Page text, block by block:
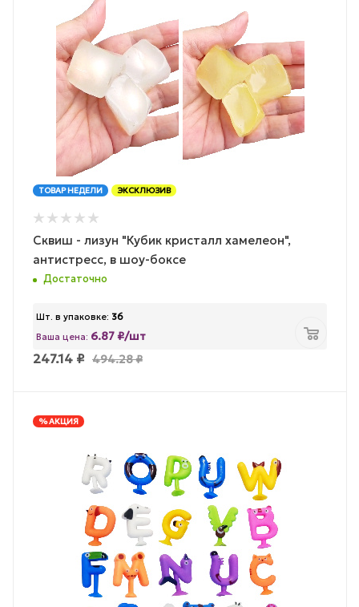
ТОВАР НЕДЕЛИ ЭКСКЛЮЗИВ
Сквиш - лизун "Кубик кристалл хамелеон",
антистресс, в шоу-боксе
Достаточно
Шт. в упаковке: 36
Ваша цена: 6.87 ₽/шт
247.14 ₽ 494.28₽
% АКЦИЯ